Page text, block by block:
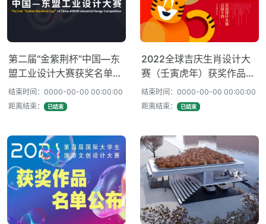
第二届“金紫荆杯”中国—东
盟工业设计大赛获奖名单揭
晓！
结束时间：0000-00-00 00:00:00
距离结束：
已结束
2022全球吉庆生肖设计大
赛（壬寅虎年）获奖作品揭
晓
结束时间：0000-00-00 00:00:00
距离结束：
已结束